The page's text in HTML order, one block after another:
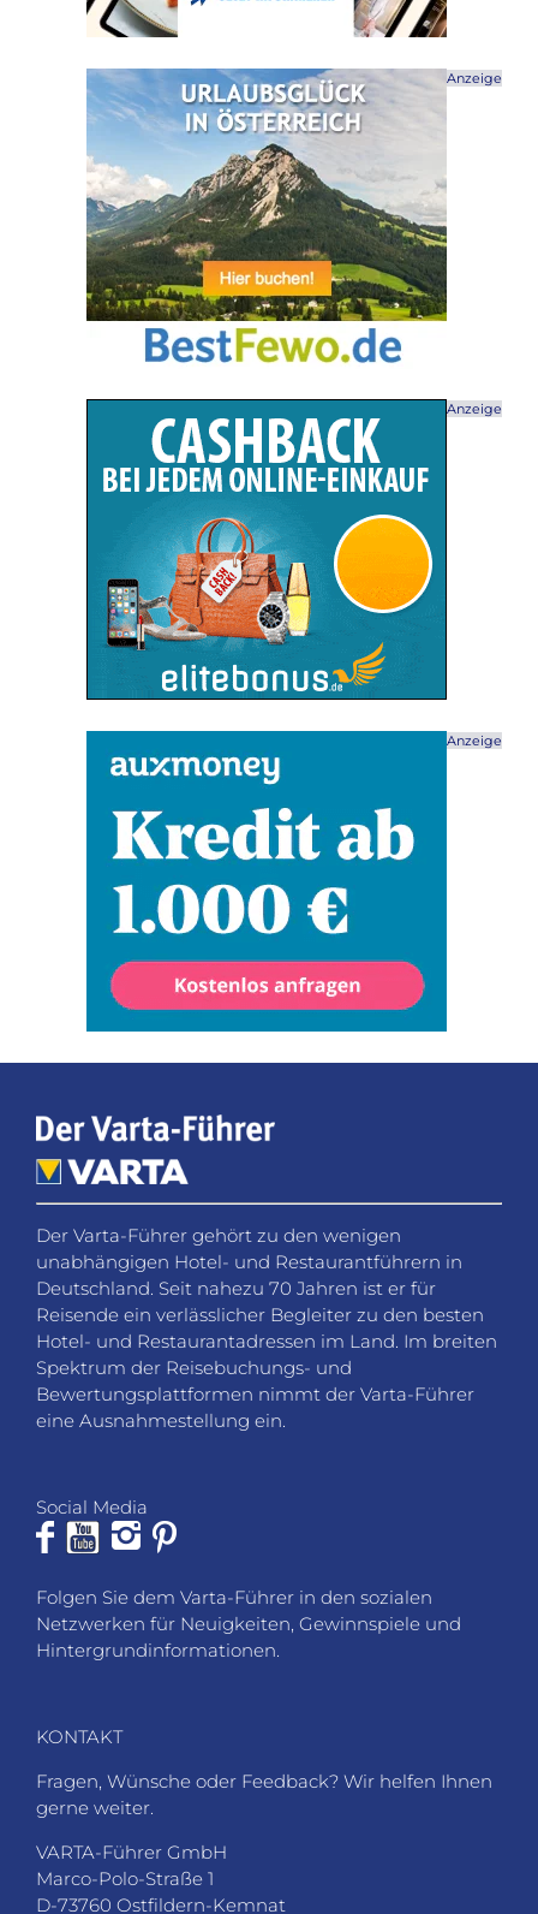
Anzeige
Anzeige
Anzeige
Der Varta-Führer gehört zu den wenigen
unabhängigen Hotel- und Restaurantführern in
Deutschland. Seit nahezu 70 Jahren ist er für
Reisende ein verlässlicher Begleiter zu den besten
Hotel- und Restaurantadressen im Land. Im breiten
Spektrum der Reisebuchungs- und
Bewertungsplattformen nimmt der Varta-Führer
eine Ausnahmestellung ein.
Social Media
Folgen Sie dem Varta-Führer in den sozialen
Netzwerken für Neuigkeiten, Gewinnspiele und
Hintergrundinformationen.
KONTAKT
Fragen, Wünsche oder Feedback? Wir helfen Ihnen
gerne weiter.
VARTA-Führer GmbH
Marco-Polo-Straße 1
D-73760 Ostfildern-Kemnat